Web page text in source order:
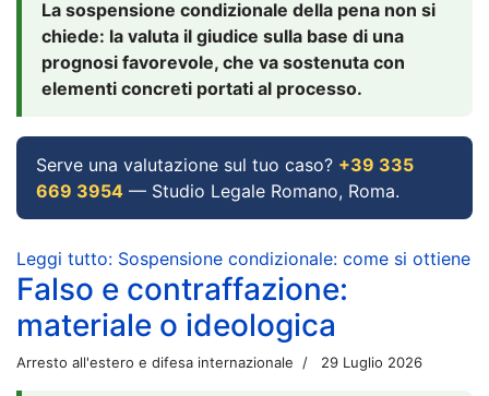
La sospensione condizionale della pena non si
chiede: la valuta il giudice sulla base di una
prognosi favorevole, che va sostenuta con
elementi concreti portati al processo.
Serve una valutazione sul tuo caso? +39 335
669 3954 — Studio Legale Romano, Roma.
Leggi tutto: Sospensione condizionale: come si ottiene
Falso e contraffazione:
materiale o ideologica
Arresto all'estero e difesa internazionale 29 Luglio 2026